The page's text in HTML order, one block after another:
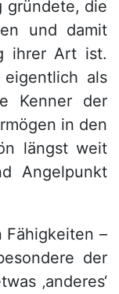
gründete, die
und damit
ihrer Art ist.
als
Kenner der
in den
längst weit
Angelpunkt
Fähigkeiten –
der
‚anderes‘